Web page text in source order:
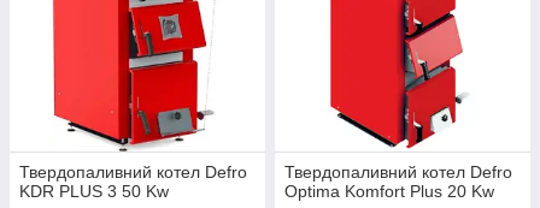
Твердопаливний котел Defro
KDR PLUS 3 50 Kw
Твердопаливний котел Defro
Optima Komfort Plus 20 Kw